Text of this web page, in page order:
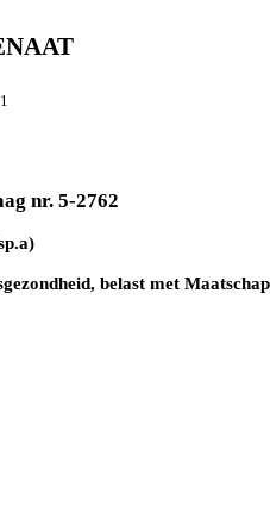
nr. 5-2762
belast met